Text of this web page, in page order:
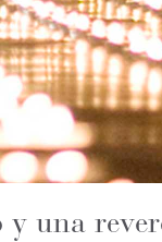
una